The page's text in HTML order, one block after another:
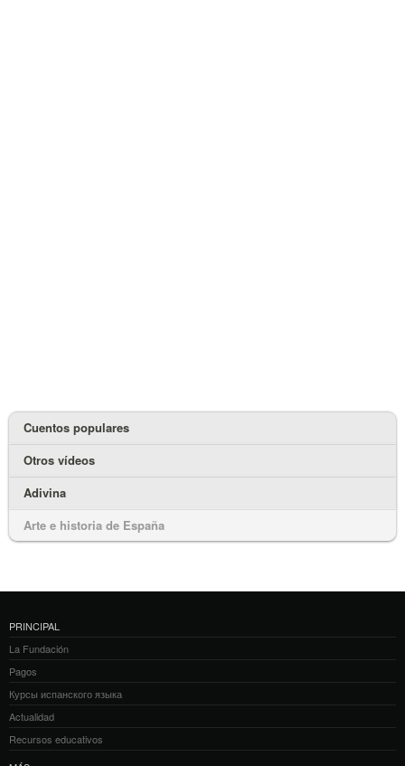
Cuentos populares
Otros vídeos
Adivina
Arte e historia de España
PRINCIPAL
La Fundación
Pagos
Курсы испанского языка
Actualidad
Recursos educativos